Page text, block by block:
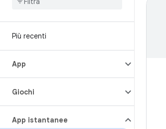
Più recenti
App
Giochi
App istantanee